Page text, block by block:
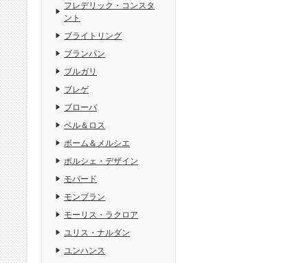
フレデリック・コンスタ
ント
ブライトリング
ブランパン
ブルガリ
ブレゲ
ブローバ
ベル＆ロス
ボーム＆メルシエ
ポルシェ・デザイン
モバード
モンブラン
モーリス・ラクロア
ユリス・ナルダン
ユンハンス